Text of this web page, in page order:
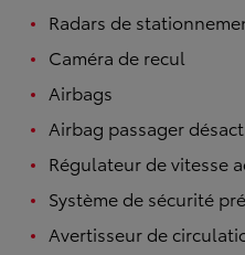
Radars de
Caméra de recul
Airbags
Airbag passager
Régulateur de vitesse
Système de sécurité
Avertisseur de